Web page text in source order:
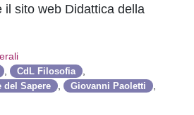
il sito web Didattica della
CdL Filosofia
del Sapere Giovanni Paoletti